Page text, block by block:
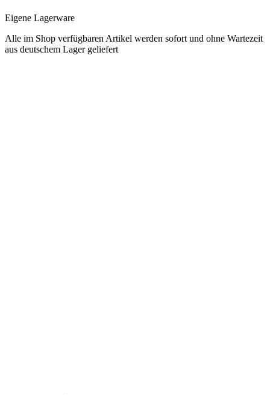
Eigene Lagerware
Alle im Shop verfügbaren Artikel werden sofort und ohne Wartezeit
aus deutschem Lager geliefert